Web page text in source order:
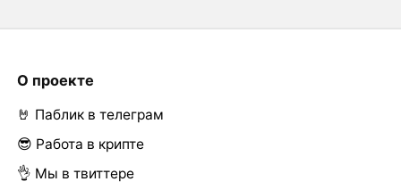
О проекте
🤘 Паблик в телеграм
😎 Работа в крипте
👌 Мы в твиттере